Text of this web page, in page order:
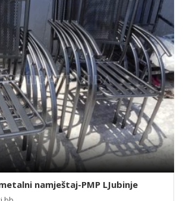
namještaj-PMP LJubinje